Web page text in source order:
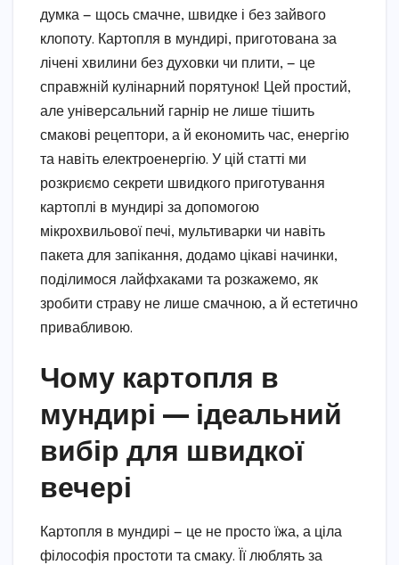
думка — щось смачне, швидке і без зайвого
клопоту. Картопля в мундирі, приготована за
лічені хвилини без духовки чи плити, — це
справжній кулінарний порятунок! Цей простий,
але універсальний гарнір не лише тішить
смакові рецептори, а й економить час, енергію
та навіть електроенергію. У цій статті ми
розкриємо секрети швидкого приготування
картоплі в мундирі за допомогою
мікрохвильової печі, мультиварки чи навіть
пакета для запікання, додамо цікаві начинки,
поділимося лайфхаками та розкажемо, як
зробити страву не лише смачною, а й естетично
привабливою.
Чому картопля в
мундирі — ідеальний
вибір для швидкої
вечері
Картопля в мундирі — це не просто їжа, а ціла
філософія простоти та смаку. Її люблять за